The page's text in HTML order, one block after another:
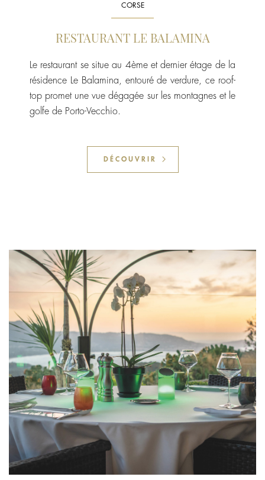
CORSE
RESTAURANT LE BALAMINA
Le restaurant se situe au 4ème et dernier étage de la
résidence Le Balamina, entouré de verdure, ce roof-
top promet une vue dégagée sur les montagnes et le
golfe de Porto-Vecchio.
DÉCOUVRIR